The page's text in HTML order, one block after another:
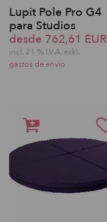
Lupit Pole Pro G4
para Studios
desde 762,61 EUR
incl. 21 % I.V.A. exkl.
gastos de envio